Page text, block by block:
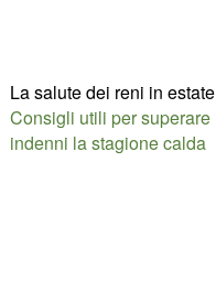
La salute dei reni in estate
Consigli utili per superare
indenni la stagione calda